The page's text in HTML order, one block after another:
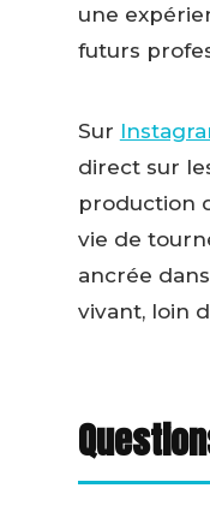
une
futurs
Sur
direct sur
production
vie de
ancrée
vivant, loin